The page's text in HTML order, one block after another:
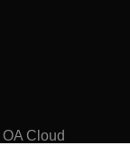
OA Cloud